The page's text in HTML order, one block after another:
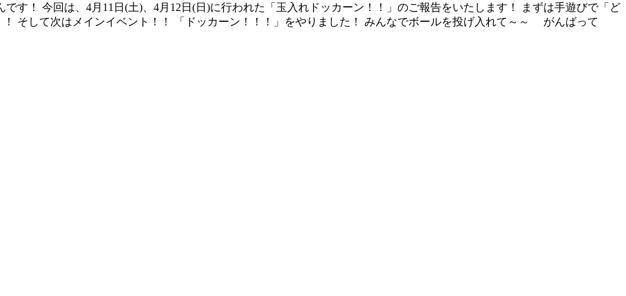
す！ 今回は、4月11日(土)、4月12日(日)に行われた「玉入れドッカーン！！」のご報告をいたします！ まずは手遊びで「ど
そして次はメインイベント！！ 「ドッカーン！！！」をやりました！ みんなでボールを投げ入れて～～ がんばって